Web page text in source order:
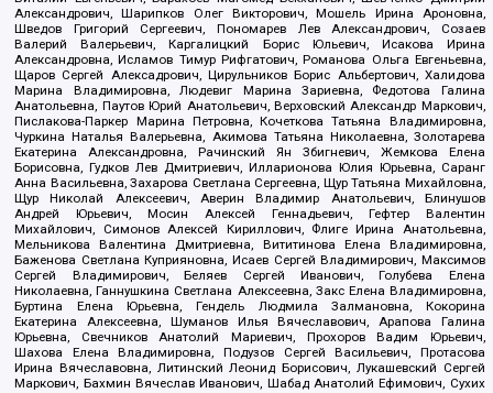
Александрович, Шарипков Олег Викторович, Мошель Ирина Ароновна,
Шведов Григорий Сергеевич, Пономарев Лев Александрович, Созаев
Валерий Валерьевич, Каргалицкий Борис Юльевич, Исакова Ирина
Александровна, Исламов Тимур Рифгатович, Романова Ольга Евгеньевна,
Щаров Сергей Алексадрович, Цирульников Борис Альбертович, Халидова
Марина Владимировна, Людевиг Марина Зариевна, Федотова Галина
Анатольевна, Паутов Юрий Анатольевич, Верховский Александр Маркович,
Пислакова-Паркер Марина Петровна, Кочеткова Татьяна Владимировна,
Чуркина Наталья Валерьевна, Акимова Татьяна Николаевна, Золотарева
Екатерина Александровна, Рачинский Ян Збигневич, Жемкова Елена
Борисовна, Гудков Лев Дмитриевич, Илларионова Юлия Юрьевна, Саранг
Анна Васильевна, Захарова Светлана Сергеевна, Щур Татьяна Михайловна,
Щур Николай Алексеевич, Аверин Владимир Анатольевич, Блинушов
Андрей Юрьевич, Мосин Алексей Геннадьевич, Гефтер Валентин
Михайлович, Симонов Алексей Кириллович, Флиге Ирина Анатольевна,
Мельникова Валентина Дмитриевна, Вититинова Елена Владимировна,
Баженова Светлана Куприяновна, Исаев Сергей Владимирович, Максимов
Сергей Владимирович, Беляев Сергей Иванович, Голубева Елена
Николаевна, Ганнушкина Светлана Алексеевна, Закс Елена Владимировна,
Буртина Елена Юрьевна, Гендель Людмила Залмановна, Кокорина
Екатерина Алексеевна, Шуманов Илья Вячеславович, Арапова Галина
Юрьевна, Свечников Анатолий Мариевич, Прохоров Вадим Юрьевич,
Шахова Елена Владимировна, Подузов Сергей Васильевич, Протасова
Ирина Вячеславовна, Литинский Леонид Борисович, Лукашевский Сергей
Маркович, Бахмин Вячеслав Иванович, Шабад Анатолий Ефимович, Сухих